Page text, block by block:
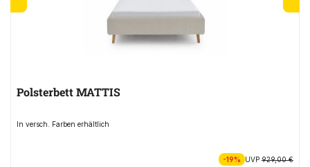
Polsterbett MATTIS
In versch. Farben erhältlich
-19% UVP929,00 €